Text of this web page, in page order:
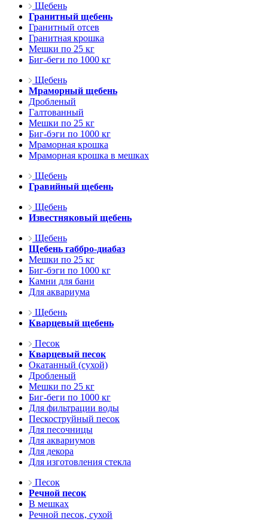
Щебень
Гранитный щебень
Гранитный отсев
Гранитная крошка
Мешки по 25 кг
Биг-беги по 1000 кг
Щебень
Мраморный щебень
Дробленый
Галтованный
Мешки по 25 кг
Биг-бэги по 1000 кг
Мраморная крошка
Мраморная крошка в мешках
Щебень
Гравийный щебень
Щебень
Известняковый щебень
Щебень
Щебень габбро-диабаз
Мешки по 25 кг
Биг-бэги по 1000 кг
Камни для бани
Для аквариума
Щебень
Кварцевый щебень
Песок
Кварцевый песок
Окатанный (сухой)
Дробленый
Мешки по 25 кг
Биг-беги по 1000 кг
Для фильтрации воды
Пескоструйный песок
Для песочницы
Для аквариумов
Для декора
Для изготовления стекла
Песок
Речной песок
В мешках
Речной песок, сухой